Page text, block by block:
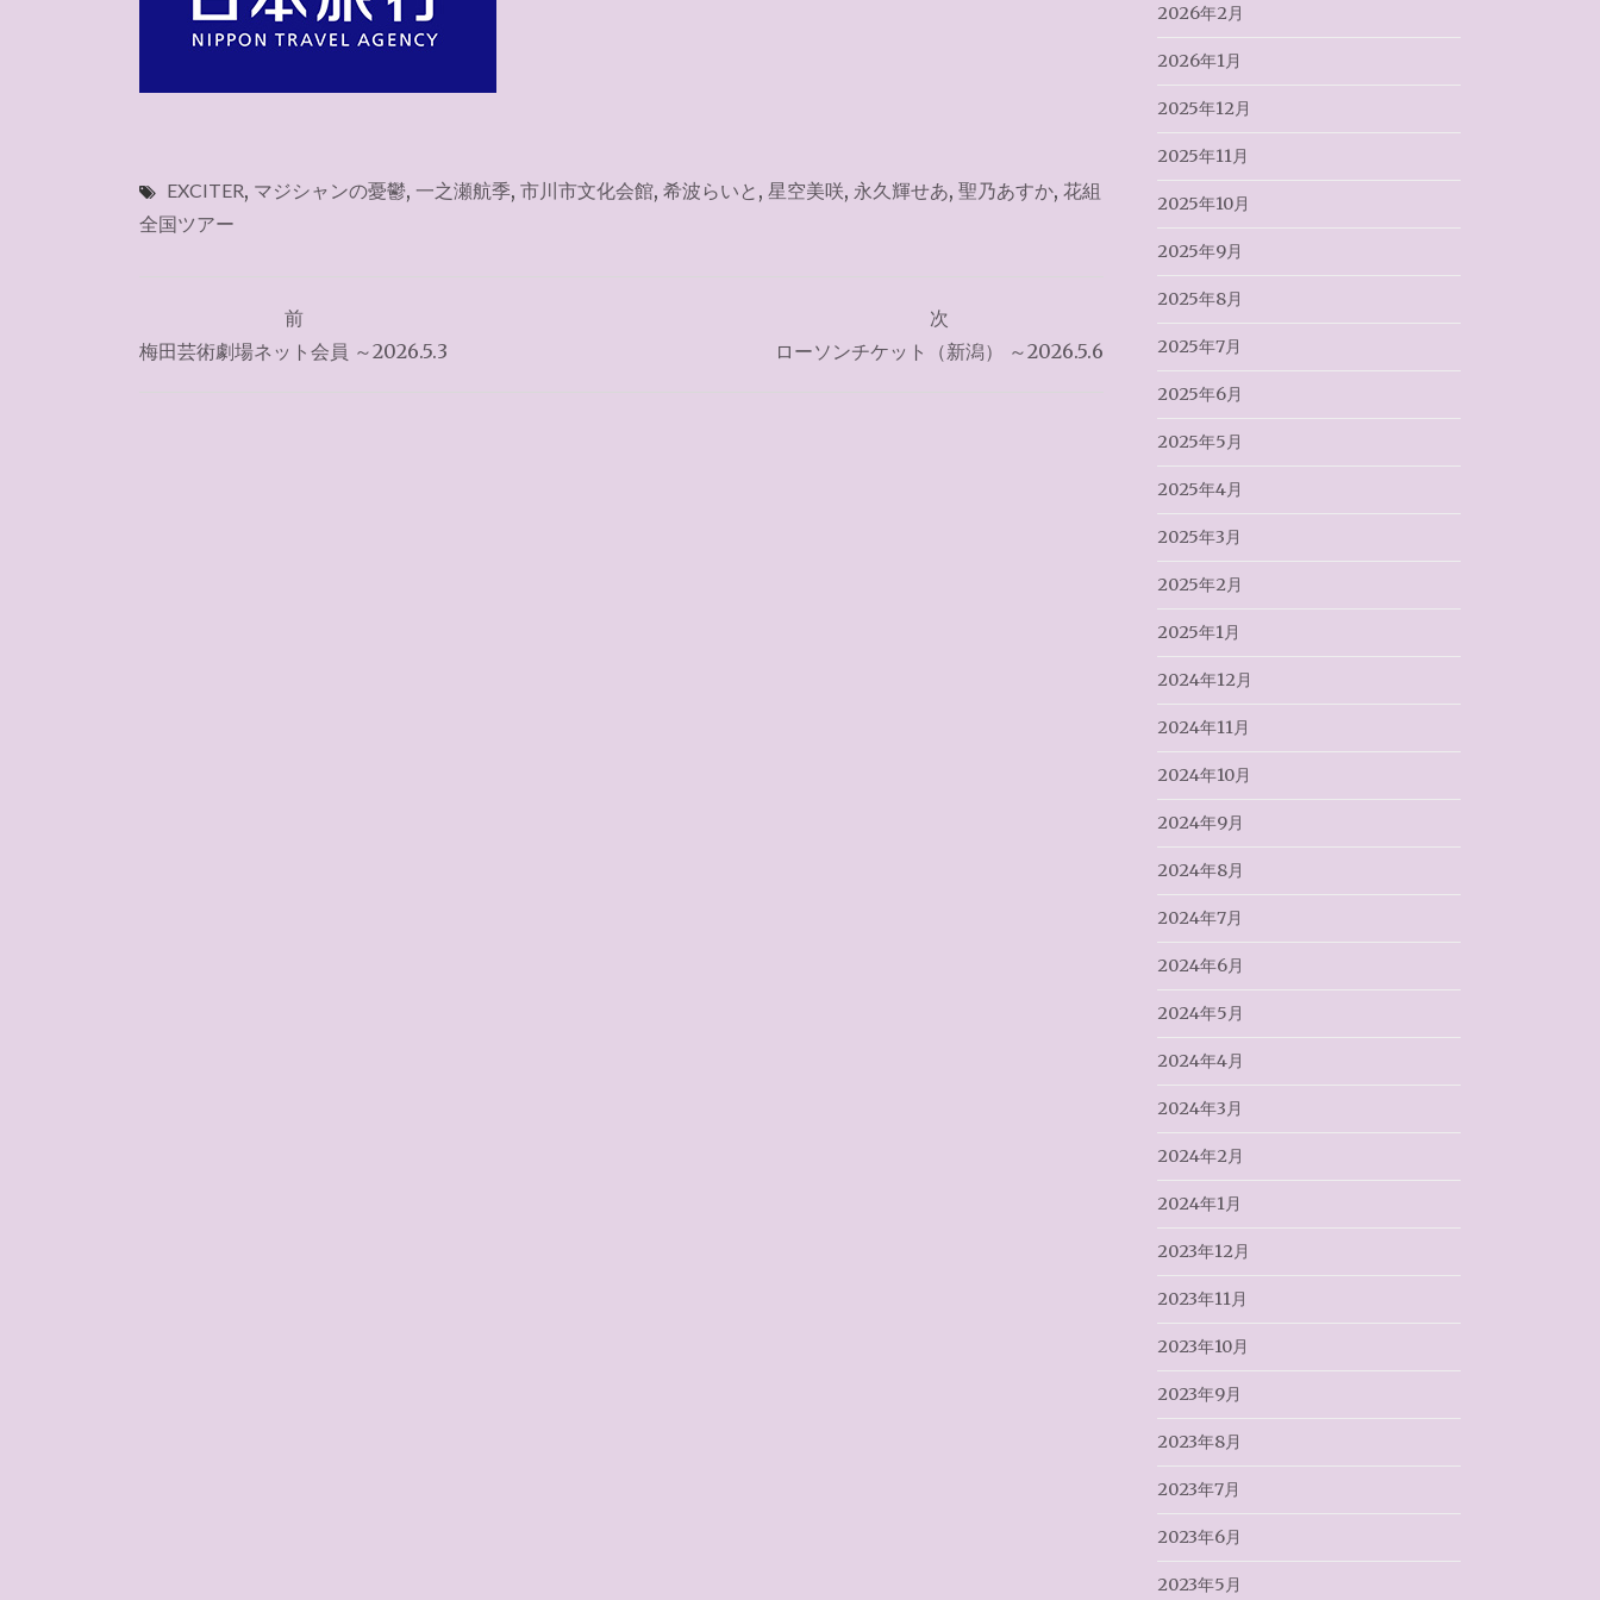
EXCITER, マジシャンの憂鬱, 一之瀬航季, 市川市文化会館, 希波らいと , 星空美咲, 永久輝せあ, 聖乃あすか, 花組
全国ツアー
稿
前
梅田芸術劇場ネット会員 ～2026.5.3
次
ローソンチケット（新潟） ～2026.5.6
2026年2月
2026年1月
2025年12月
2025年11月
2025年10月
2025年9月
2025年8月
2025年7月
2025年6月
2025年5月
2025年4月
2025年3月
2025年2月
2025年1月
2024年12月
2024年11月
2024年10月
2024年9月
2024年8月
2024年7月
2024年6月
2024年5月
2024年4月
2024年3月
2024年2月
2024年1月
2023年12月
2023年11月
2023年10月
2023年9月
2023年8月
2023年7月
2023年6月
2023年5月